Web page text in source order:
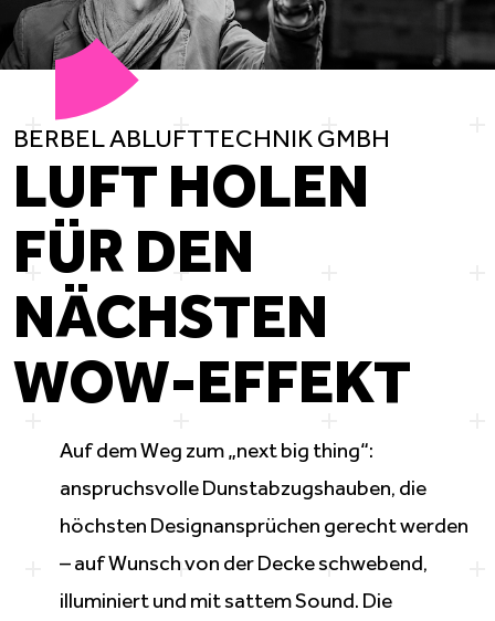
BERBELABLUFTTECHNIKGMBH
LUFT HOLEN
FÜR DEN
NÄCHSTEN
WOW-EFFEKT
Auf dem Weg zum „next big thing“:
anspruchsvolleDunstabzugshauben, die
höchsten Designansprüchen gerecht werden
– auf Wunsch von der Decke schwebend,
illuminiert und mit sattem Sound. Die